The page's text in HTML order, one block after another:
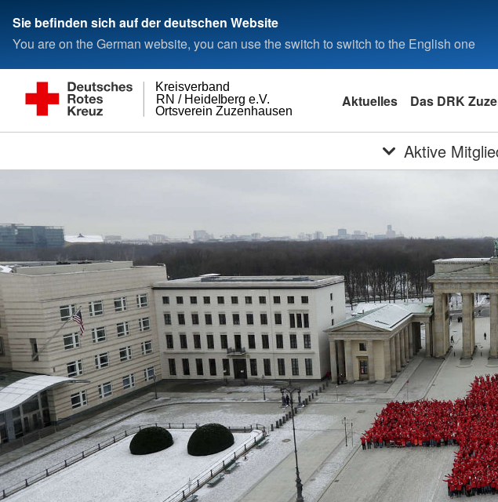
Sie befinden sich auf der deutschen Website
You are on the German website, you can use the switch to switch to the English one
Ortsverein Zuzenhausen
RN / Heidelberg e.V.
Kreisverband
Aktuelles Das DRK
Aktive